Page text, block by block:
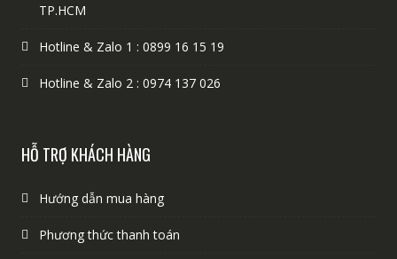
TP.HCM
Hotline & Zalo 1 : 0899 16 15 19
Hotline & Zalo 2 : 0974 137 026
HỖ TRỢ KHÁCH HÀNG
Hướng dẫn mua hàng
Phương thức thanh toán